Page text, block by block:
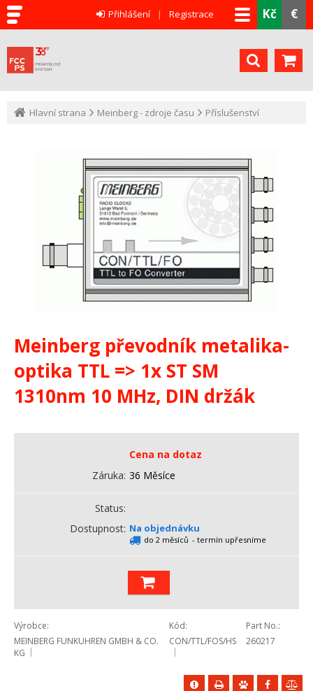
Kč €
Přihlášení Registrace
Hlavní strana Meinberg - zdroje času Příslušenství
Meinberg převodník metalika-
optika TTL => 1x ST SM
1310nm 10 MHz, DIN držák
Cena na dotaz
Záruka 36 Měsíce
Status
Dostupnost Na objednávku
do 2 měsíců - termín upřesníme
Výrobce
MEINBERG FUNKUHREN GMBH & CO.
KG
Kód
CON/TTL/FOS/HS
Part No.
260217